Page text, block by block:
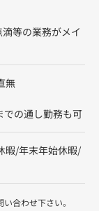
等の業務がメイ
無
の通し勤務も可
暇/年末年始休暇/
合わせ下さい。